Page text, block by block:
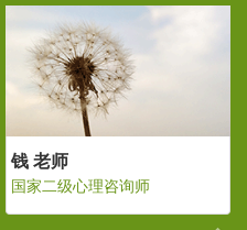
首席心理咨询师